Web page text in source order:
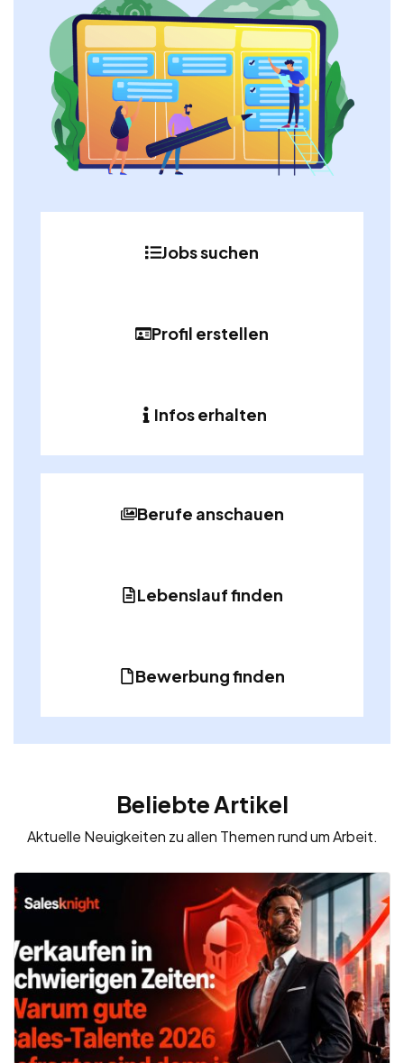
Jobs suchen
Profil erstellen
Infos erhalten
Berufe anschauen
Lebenslauf finden
Bewerbung finden
Beliebte Artikel
Aktuelle Neuigkeiten zu allen Themen rund um Arbeit.